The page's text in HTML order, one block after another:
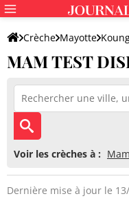
Crèche Mayotte
MAM TEST
Voir les crèches à :
Dernière mise à jour le